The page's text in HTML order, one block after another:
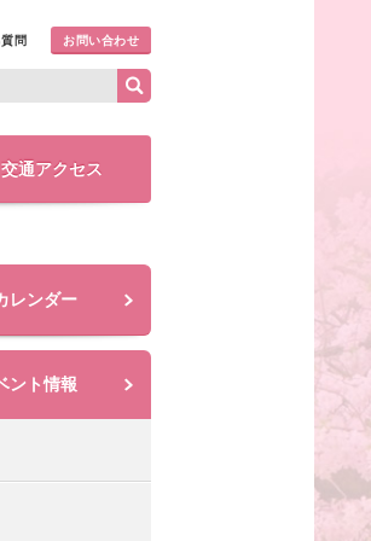
問 お問い合わせ
交通アクセス
レンダー
ント情報